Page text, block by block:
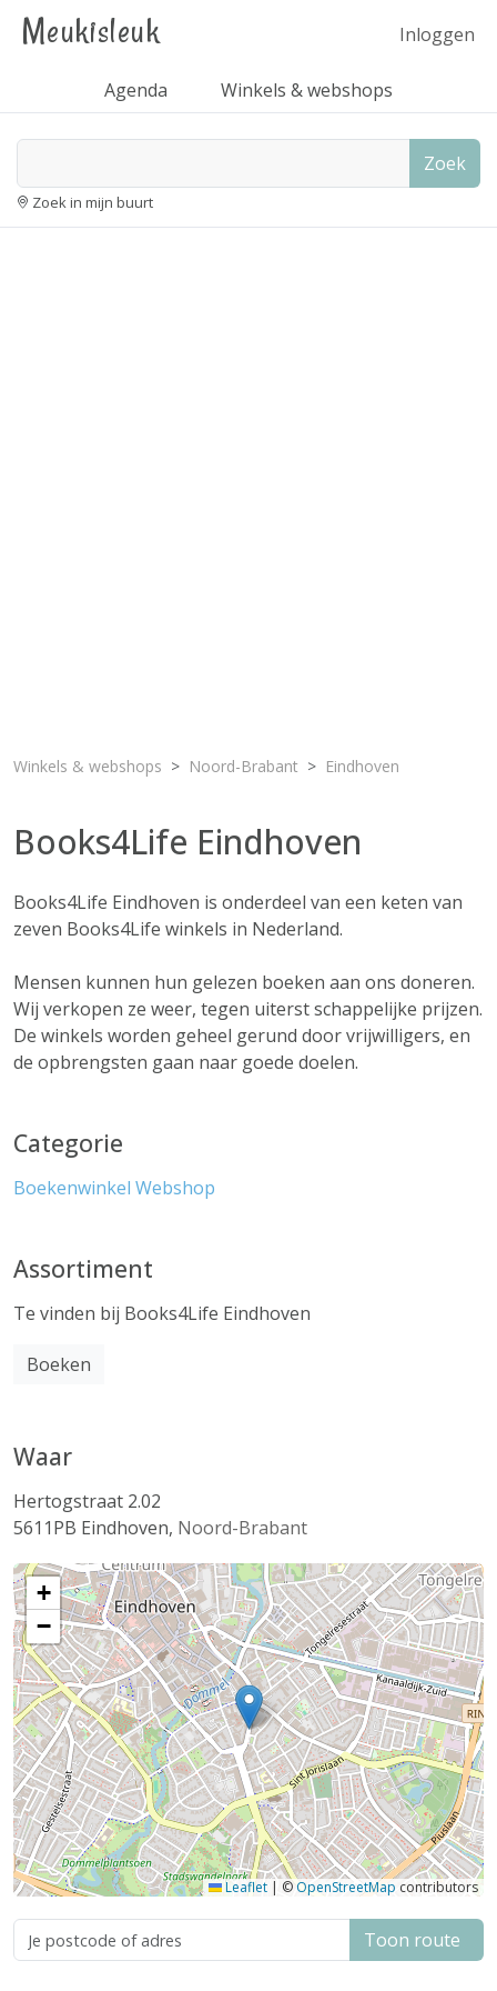
Meukisleuk Inloggen
Agenda Winkels & webshops
Zoek
Zoek in mijn buurt
Winkels & webshops Noord-Brabant Eindhoven
Books4Life Eindhoven
Books4Life Eindhoven is onderdeel van een keten van
zeven Books4Life winkels in Nederland.
Mensen kunnen hun gelezen boeken aan ons doneren.
Wij verkopen ze weer, tegen uiterst schappelijke prijzen.
De winkels worden geheel gerund door vrijwilligers, en
de opbrengsten gaan naar goede doelen.
Categorie
Boekenwinkel Webshop
Assortiment
Te vinden bij Books4Life Eindhoven
Boeken
Waar
Hertogstraat 2.02
5611PB Eindhoven, Noord-Brabant
+
−
Leaflet | ©OpenStreetMap contributors
Toon route